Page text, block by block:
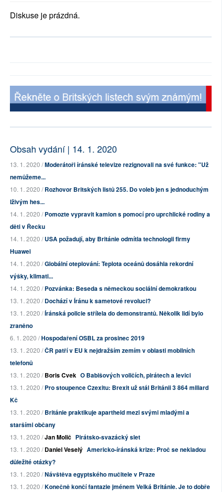
Diskuse je prázdná.
Obsah vydání | 14. 1. 2020
13. 1. 2020 /Moderátoři íránské televize rezignovali na své funkce: "Už
nemůžeme...
10. 1. 2020 /Rozhovor Britských listů 255. Do voleb jen s jednoduchým
lživým hes...
14. 1. 2020 /Pomozte vypravit kamion s pomocí pro uprchlické rodiny a
děti v Řecku
14. 1. 2020 /USA požadují, aby Británie odmítla technologii firmy
Huawei
14. 1. 2020 /Globální oteplování: Teplota oceánů dosáhla rekordní
výšky, klimati...
14. 1. 2020 /Pozvánka: Beseda s německou sociální demokratkou
13. 1. 2020 /Dochází v Íránu k sametové revoluci?
13. 1. 2020 /Íránská policie střílela do demonstrantů. Několik lidí bylo
zraněno
6. 1. 2020 /Hospodaření OSBL za prosinec 2019
13. 1. 2020 /ČR patří v EU k nejdražším zemím v oblasti mobilních
telefonů
13. 1. 2020 /Boris Cvek O Babišových voličích, pirátech a levici
13. 1. 2020 /Pro stoupence Czexitu: Brexit už stál Británii 3 864 miliard
Kč
13. 1. 2020 /Británie praktikuje apartheid mezi svými mladými a
staršími občany
13. 1. 2020 /Jan Molič Pirátsko-svazácký slet
13. 1. 2020 /Daniel Veselý Americko-íránská krize: Proč se nekladou
důležité otázky?
13. 1. 2020 /Návštěva egyptského mučitele v Praze
13. 1. 2020 /Konečně končí fantazie jménem Velká Británie. Je to dobře